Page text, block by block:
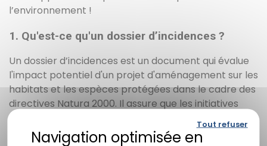
l’environnement !
1. Qu'est-ce qu'un dossier d’incidences ?
Un dossier d’incidences est un document qui évalue
l'impact potentiel d'un projet d'aménagement sur les
habitats et les espèces protégées dans le cadre des
directives Natura 2000. Il assure que les initiatives
respectent l'environnement tout en répondant aux
exigences réglementaires.
Tout refuser